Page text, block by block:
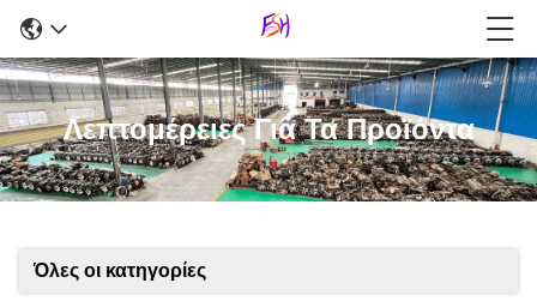
Λεπτομέρειες Για Τα Προϊόντα
Όλες οι κατηγορίες